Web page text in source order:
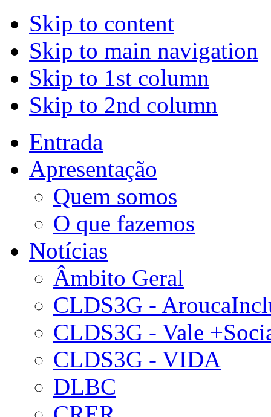
Skip to content
Skip to main navigation
Skip to 1st column
Skip to 2nd column
Entrada
Apresentação
Quem somos
O que fazemos
Notícias
Âmbito Geral
CLDS3G -
CLDS3G - Vale
CLDS3G - VIDA
DLBC